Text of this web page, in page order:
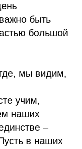
быть
большой
мы видим,
учим,
наших
–
в наших